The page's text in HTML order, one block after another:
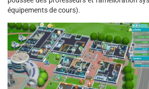
équipements de cours).